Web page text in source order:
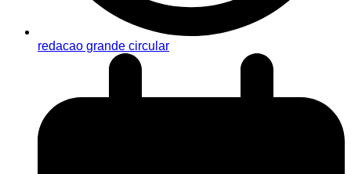
redacao grande circular